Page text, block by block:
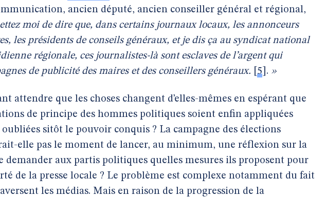
ancien député, ancien conseiller général et régional,
moi de dire que, dans certains journaux locaux, les annonceurs
les présidents de conseils généraux, et je dis ça au syndicat national
régionale, ces journalistes-là sont esclaves de l’argent qui
de publicité des maires et des conseillers généraux.
5 . »
attendre que les choses changent d’elles-mêmes en espérant que
de principe des hommes politiques soient enfin appliquées
oubliées sitôt le pouvoir conquis ? La campagne des élections
elle pas le moment de lancer, au minimum, une réflexion sur la
demander aux partis politiques quelles mesures ils proposent pour
de la presse locale ? Le problème est complexe notamment du fait
les médias. Mais en raison de la progression de la